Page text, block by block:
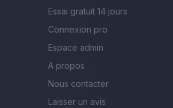
Essai gratuit 14 jours
Connexion pro
Espace admin
A propos
Nous contacter
Laisser un avis